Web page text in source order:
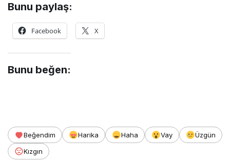
Bunu paylaş:
Facebook X
Bunu beğen:
Beğendim Harika Haha Vay
Üzgün
Kızgın